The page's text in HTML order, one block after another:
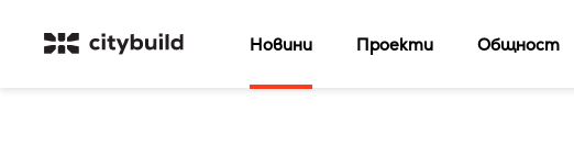
Новини Проекти Общност